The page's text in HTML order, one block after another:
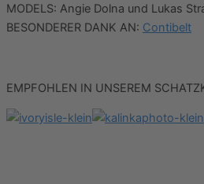
MODELS: Angie Dolna und Lukas
BESONDERER DANK AN: Contibelt
EMPFOHLEN IN UNSEREM